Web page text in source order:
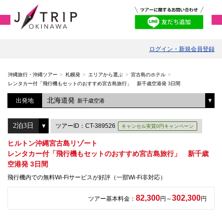
ログイン・新規会員登録
沖縄旅行・沖縄ツアー 札幌発 エリアから選ぶ
宮古島のホテル
レンタカー付「飛行機もセットのおすすめ宮古島旅行」 新千歳空港発 3日間
出発地 北海道発 新千歳空港
ツアーID：CT-389526 キャンセル実質0円キャンペーン
ヒルトン沖縄宮古島リゾート
レンタカー付「飛行機もセットのおすすめ宮古島旅行」 新千歳
空港発 3日間
飛行機内での無料Wi-Fiサービスが好評（一部Wi-Fi非対応）
ツアー基本料金： 82,300円～302,300円